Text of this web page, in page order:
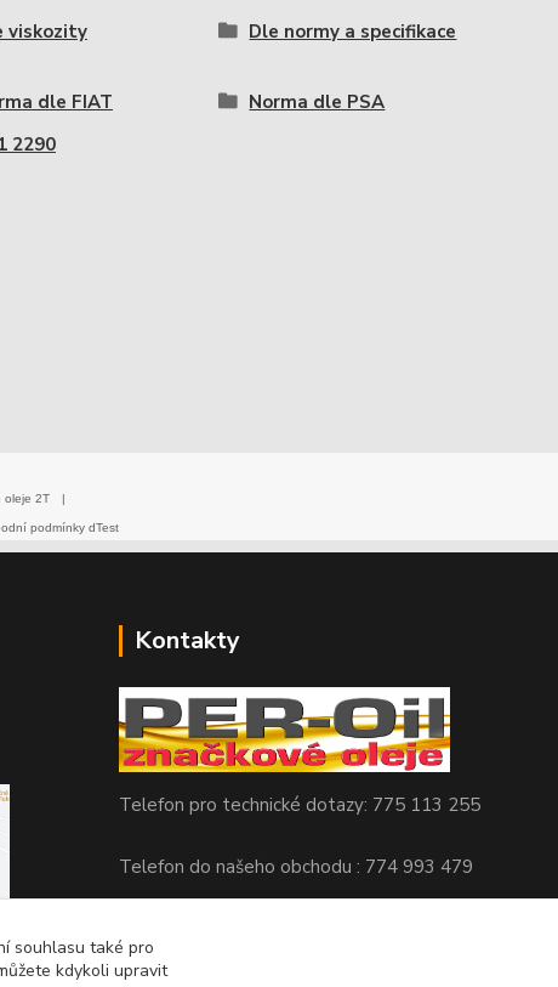
viskozity Dle normy a specifikace
dle FIAT
Norma dle PSA
2290
oleje 2T |
podmínky dTest
Kontakty
Telefon pro technické dotazy: 775 113 255
Telefon do našeho obchodu : 774 993 479
souhlasu také pro
kdykoli upravit